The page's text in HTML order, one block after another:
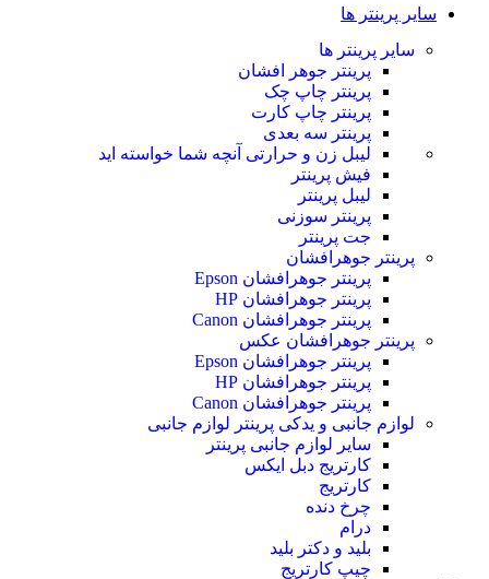
سایر پرینتر ها
سایر پرینتر ها
پرینتر جوهر افشان
پرینتر چاپ چک
پرینتر چاپ کارت
پرینتر سه بعدی
لیبل زن و حرارتی آنچه شما خواسته اید
فیش پرینتر
لیبل پرینتر
پرینتر سوزنی
جت پرینتر
پرینتر جوهرافشان
پرینتر جوهرافشان Epson
پرینتر جوهرافشان HP
پرینتر جوهرافشان Canon
پرینتر جوهرافشان عکس
پرینتر جوهرافشان Epson
پرینتر جوهرافشان HP
پرینتر جوهرافشان Canon
لوازم جانبی و یدکی پرینتر لوازم جانبی
سایر لوازم جانبی پرینتر
کارتریج دبل ایکس
کارتریج
چرخ دنده
درام
بلید و دکتر بلید
چیپ کارتریج